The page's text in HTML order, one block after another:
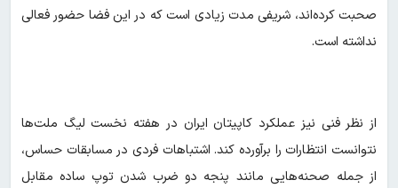
صحبت کرده‌اند، شریفی مدت زیادی است که در این فضا حضور فعالی
نداشته است.
از نظر فنی نیز عملکرد کاپیتان ایران در هفته نخست لیگ ملت‌ها
نتوانست انتظارات را برآورده کند. اشتباهات فردی در مسابقات حساس،
از جمله صحنه‌هایی مانند پنجه دو ضرب شدن توپ ساده مقابل